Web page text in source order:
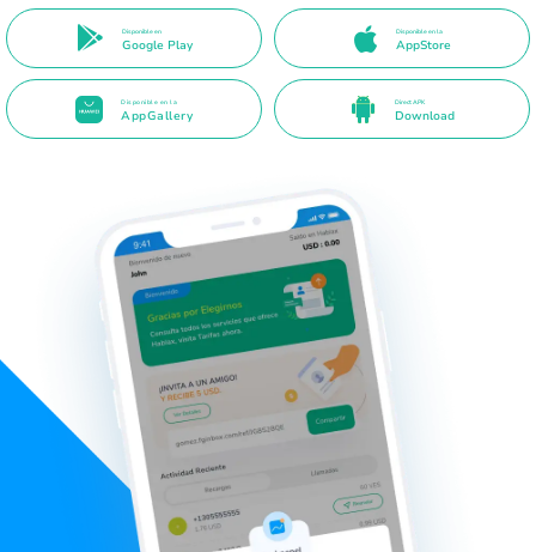
Disponible en
Google Play
Disponible en la
AppStore
Disponible en la
AppGallery
Direct APK
Download